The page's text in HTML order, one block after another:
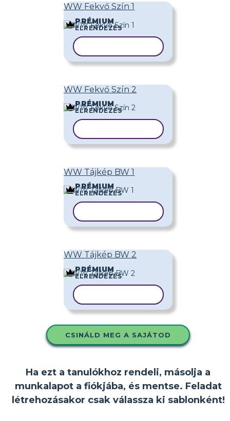
WW Fekvő Szín 1
PRÉMIUM
ELRENDEZÉS
WW Fekvő Szín 2
PRÉMIUM
ELRENDEZÉS
WW Tájkép BW 1
PRÉMIUM
ELRENDEZÉS
WW Tájkép BW 2
PRÉMIUM
ELRENDEZÉS
CSINÁLD MEG A SAJÁTOD
Ha ezt a tanulókhoz rendeli, másolja a
munkalapot a fiókjába, és mentse. Feladat
létrehozásakor csak válassza ki sablonként!